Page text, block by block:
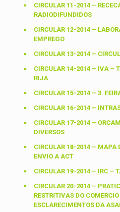
CIRCULAR 11-2014 –
RADIODIFUNDIDOS
CIRCULAR 12-2014 –
EMPREGO
CIRCULAR 13-2014 –
CIRCULAR 14-2014 – IVA –
RIJA
CIRCULAR 15-2014 – 3.
CIRCULAR 16-2014 –
CIRCULAR 17-2014 –
DIVERSOS
CIRCULAR 18-2014 – MAPA
ENVIO A ACT
CIRCULAR 19-2014 – IRC –
CIRCULAR 20-2014 –
RESTRITIVAS DO
ESCLARECIMENTOS DA